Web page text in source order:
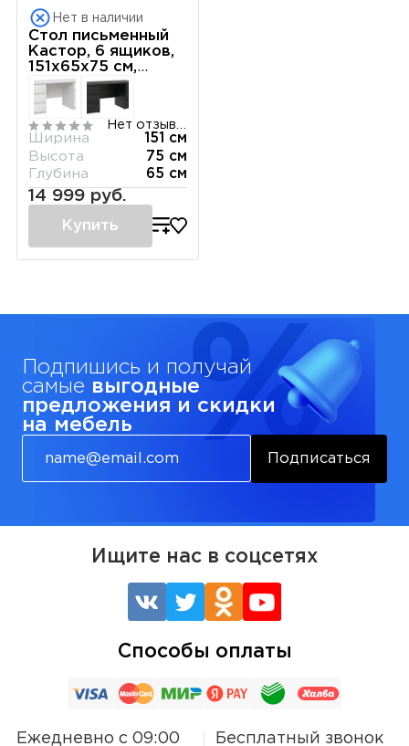
Нет в наличии
Стол письменный
Кастор, 6 ящиков,
151х65х75 см,
серый
Ширина
151 см
Высота
75 см
Глубина
65 см
14 999 руб.
Купить
Подпишись и получай
самые выгодные
предложения и скидки
на мебель
Подписаться
Ежедневно с 09:00 Бесплатный звонок
Ищите нас в соцсетях
Способы оплаты